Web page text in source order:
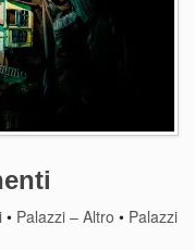
• Palazzi – Altro • Palazzi